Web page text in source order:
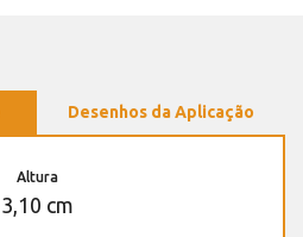
Desenhos da Aplicação
Altura
3,10 cm